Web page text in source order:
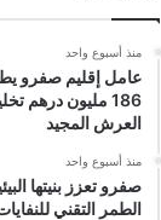
منذ أسبوع واحد
عامل إقليم صفرو
186 مليون درهم
العرش المجيد
منذ أسبوع واحد
صفرو تعزز بنيتها
الطمر التقني